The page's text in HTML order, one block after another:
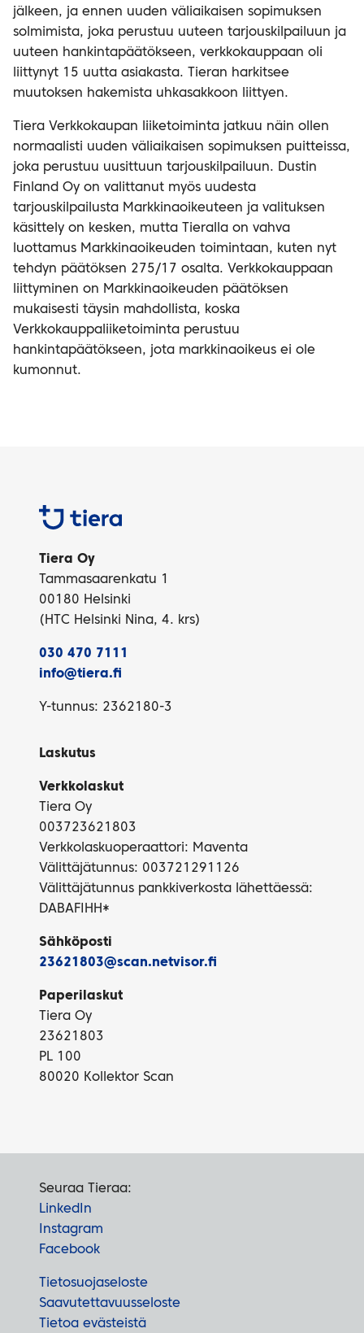
jälkeen, ja ennen uuden väliaikaisen sopimuksen
solmimista, joka perustuu uuteen tarjouskilpailuun ja
uuteen hankintapäätökseen, verkkokauppaan oli
liittynyt 15 uutta asiakasta. Tieran harkitsee
muutoksen hakemista uhkasakkoon liittyen.
Tiera Verkkokaupan liiketoiminta jatkuu näin ollen
normaalisti uuden väliaikaisen sopimuksen puitteissa,
joka perustuu uusittuun tarjouskilpailuun. Dustin
Finland Oy on valittanut myös uudesta
tarjouskilpailusta Markkinaoikeuteen ja valituksen
käsittely on kesken, mutta Tieralla on vahva
luottamus Markkinaoikeuden toimintaan, kuten nyt
tehdyn päätöksen 275/17 osalta. Verkkokauppaan
liittyminen on Markkinaoikeuden päätöksen
mukaisesti täysin mahdollista, koska
Verkkokauppaliiketoiminta perustuu
hankintapäätökseen, jota markkinaoikeus ei ole
kumonnut.
Tiera
Tiera Oy
Tammasaarenkatu 1
00180 Helsinki
(HTC Helsinki Nina, 4. krs)
030 470 7111
info@tiera.fi
Y-tunnus: 2362180-3
Laskutus
Verkkolaskut
Tiera Oy
003723621803
Verkkolaskuoperaattori: Maventa
Välittäjätunnus: 003721291126
Välittäjätunnus pankkiverkosta lähettäessä:
DABAFIHH*
Sähköposti
23621803@scan.netvisor.fi
Paperilaskut
Tiera Oy
23621803
PL 100
80020 Kollektor Scan
Seuraa Tieraa:
LinkedIn
Instagram
Facebook
Tietosuojaseloste
Saavutettavuusseloste
Tietoa evästeistä